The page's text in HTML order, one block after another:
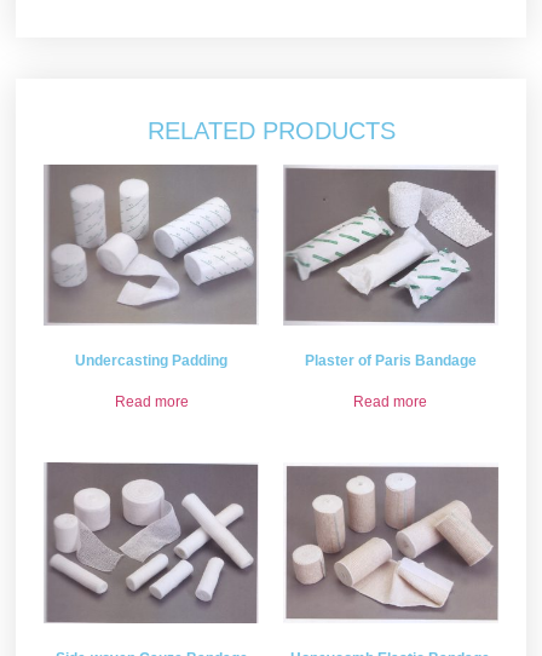
RELATED PRODUCTS
Undercasting Padding
Read more
Plaster of Paris Bandage
Read more